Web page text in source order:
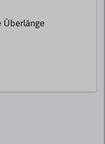
Überlänge